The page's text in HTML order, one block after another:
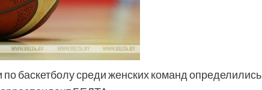
баскетболу среди женских команд определились